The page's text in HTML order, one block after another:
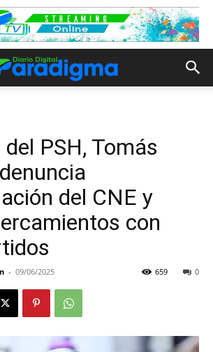
PSH, Tomás
del CNE y
con
- 09/06/2025 0
659